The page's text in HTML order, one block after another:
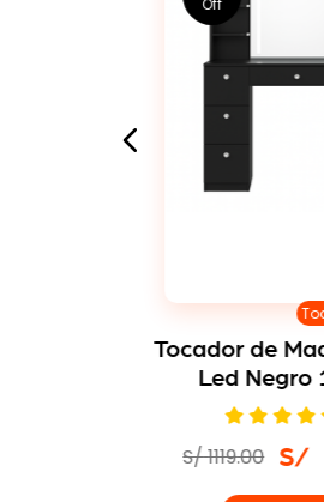
Tocador de
Led Negro
S/
S/1119.00